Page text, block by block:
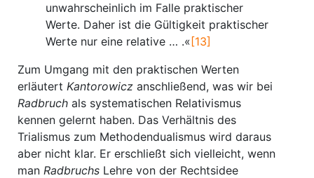
unwahrscheinlich im Falle praktischer
Werte. Daher ist die Gültigkeit praktischer
Werte nur eine relative … .« [13]
Zum Umgang mit den praktischen Werten
erläutert Kantorowicz anschließend, was wir bei
Radbruch als systematischen Relativismus
kennen gelernt haben. Das Verhältnis des
Trialismus zum Methodendualismus wird daraus
aber nicht klar. Er erschließt sich vielleicht, wenn
man Radbruchs Lehre von der Rechtsidee